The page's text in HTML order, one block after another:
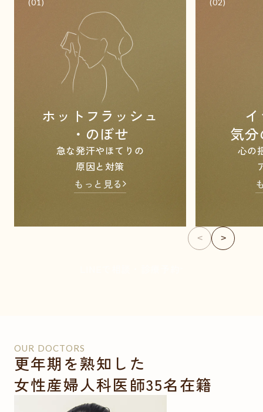
ホットフラッシュ
・のぼせ
急な発汗やほてりの
原因と対策
もっと見る
気
心の
< >
OUR DOCTORS
更年期を熟知した
女性産婦人科医師35名在籍